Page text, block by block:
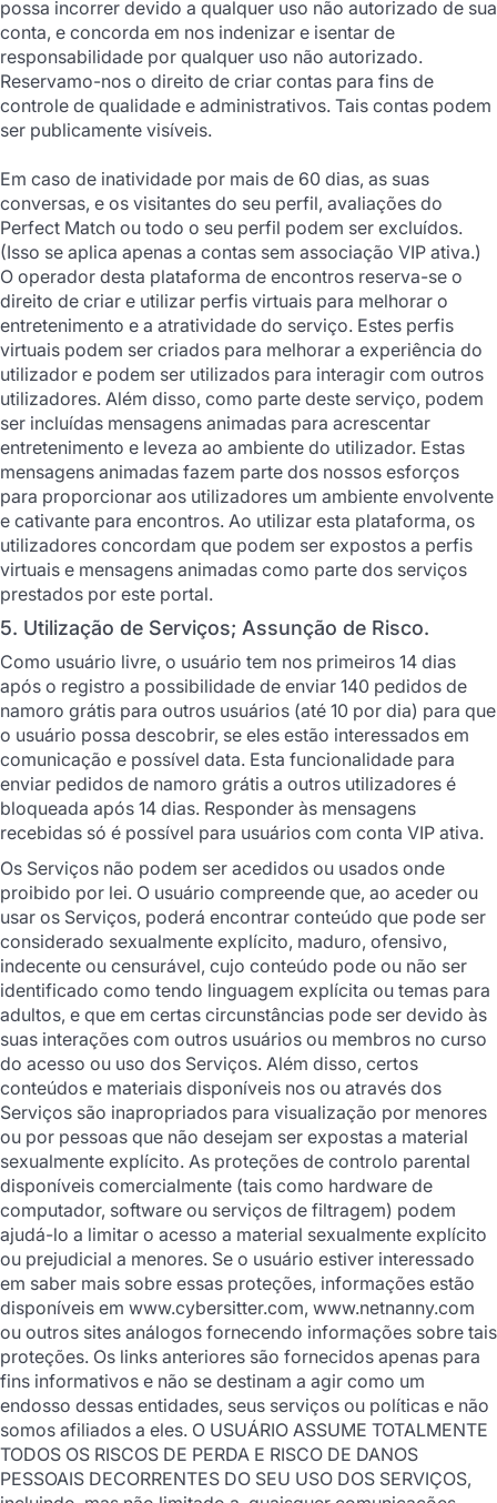
possa incorrer devido a qualquer uso não autorizado de sua
conta, e concorda em nos indenizar e isentar de
responsabilidade por qualquer uso não autorizado.
Reservamo-nos o direito de criar contas para fins de
controle de qualidade e administrativos. Tais contas podem
ser publicamente visíveis.
Em caso de inatividade por mais de 60 dias, as suas
conversas, e os visitantes do seu perfil, avaliações do
Perfect Match ou todo o seu perfil podem ser excluídos.
(Isso se aplica apenas a contas sem associação VIP ativa.)
O operador desta plataforma de encontros reserva-se o
direito de criar e utilizar perfis virtuais para melhorar o
entretenimento e a atratividade do serviço. Estes perfis
virtuais podem ser criados para melhorar a experiência do
utilizador e podem ser utilizados para interagir com outros
utilizadores. Além disso, como parte deste serviço, podem
ser incluídas mensagens animadas para acrescentar
entretenimento e leveza ao ambiente do utilizador. Estas
mensagens animadas fazem parte dos nossos esforços
para proporcionar aos utilizadores um ambiente envolvente
e cativante para encontros. Ao utilizar esta plataforma, os
utilizadores concordam que podem ser expostos a perfis
virtuais e mensagens animadas como parte dos serviços
prestados por este portal.
5. Utilização de Serviços; Assunção de Risco.
Como usuário livre, o usuário tem nos primeiros 14 dias
após o registro a possibilidade de enviar 140 pedidos de
namoro grátis para outros usuários (até 10 por dia) para que
o usuário possa descobrir, se eles estão interessados em
comunicação e possível data. Esta funcionalidade para
enviar pedidos de namoro grátis a outros utilizadores é
bloqueada após 14 dias. Responder às mensagens
recebidas só é possível para usuários com conta VIP ativa.
Os Serviços não podem ser acedidos ou usados onde
proibido por lei. O usuário compreende que, ao aceder ou
usar os Serviços, poderá encontrar conteúdo que pode ser
considerado sexualmente explícito, maduro, ofensivo,
indecente ou censurável, cujo conteúdo pode ou não ser
identificado como tendo linguagem explícita ou temas para
adultos, e que em certas circunstâncias pode ser devido às
suas interações com outros usuários ou membros no curso
do acesso ou uso dos Serviços. Além disso, certos
conteúdos e materiais disponíveis nos ou através dos
Serviços são inapropriados para visualização por menores
ou por pessoas que não desejam ser expostas a material
sexualmente explícito. As proteções de controlo parental
disponíveis comercialmente (tais como hardware de
computador, software ou serviços de filtragem) podem
ajudá-lo a limitar o acesso a material sexualmente explícito
ou prejudicial a menores. Se o usuário estiver interessado
em saber mais sobre essas proteções, informações estão
disponíveis em www.cybersitter.com, www.netnanny.com
ou outros sites análogos fornecendo informações sobre tais
proteções. Os links anteriores são fornecidos apenas para
fins informativos e não se destinam a agir como um
endosso dessas entidades, seus serviços ou políticas e não
somos afiliados a eles. O USUÁRIO ASSUME TOTALMENTE
TODOS OS RISCOS DE PERDA E RISCO DE DANOS
PESSOAIS DECORRENTES DO SEU USO DOS SERVIÇOS,